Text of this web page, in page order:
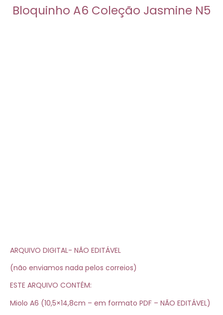
Bloquinho A6 Coleção Jasmine N5
ARQUIVO DIGITAL- NÃO EDITÁVEL
(não enviamos nada pelos correios)
ESTE ARQUIVO CONTÉM:
Miolo A6 (10,5×14,8cm – em formato PDF – NÃO EDITÁVEL)